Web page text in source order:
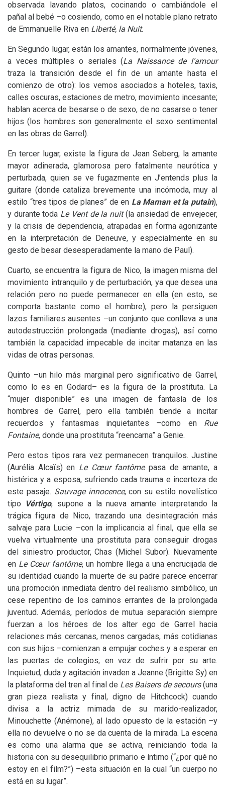
observada lavando platos, cocinando o cambiándole el
pañal al bebé –o cosiendo, como en el notable plano retrato
de Emmanuelle Riva en Liberté, la Nuit.
En Segundo lugar, están los amantes, normalmente jóvenes,
a veces múltiples o seriales (La Naissance de l’amour
traza la transición desde el fin de un amante hasta el
comienzo de otro): los vemos asociados a hoteles, taxis,
calles oscuras, estaciones de metro, movimiento incesante;
hablan acerca de besarse o de sexo, de no casarse o tener
hijos (los hombres son generalmente el sexo sentimental
en las obras de Garrel).
En tercer lugar, existe la figura de Jean Seberg, la amante
mayor adinerada, glamorosa pero fatalmente neurótica y
perturbada, quien se ve fugazmente en J’entends plus la
guitare (donde cataliza brevemente una incómoda, muy al
estilo “tres tipos de planes” de en La Maman et la putain),
y durante toda Le Vent de la nuit(la ansiedad de envejecer,
y la crisis de dependencia, atrapadas en forma agonizante
en la interpretación de Deneuve, y especialmente en su
gesto de besar desesperadamente la mano de Paul).
Cuarto, se encuentra la figura de Nico, la imagen misma del
movimiento intranquilo y de perturbación, ya que desea una
relación pero no puede permanecer en ella (en esto, se
comporta bastante como el hombre), pero la persiguen
lazos familiares ausentes –un conjunto que conlleva a una
autodestrucción prolongada (mediante drogas), así como
también la capacidad impecable de incitar matanza en las
vidas de otras personas.
Quinto –un hilo más marginal pero significativo de Garrel,
como lo es en Godard– es la figura de la prostituta. La
“mujer disponible” es una imagen de fantasía de los
hombres de Garrel, pero ella también tiende a incitar
recuerdos y fantasmas inquietantes –como en Rue
Fontaine, donde una prostituta “reencarna” a Genie.
Pero estos tipos rara vez permanecen tranquilos. Justine
(Aurélia Alcaïs) en Le Cœur fantômepasa de amante, a
histérica y a esposa, sufriendo cada trauma e incerteza de
este pasaje. Sauvage innocence, con su estilo novelístico
tipo
Vértigo, supone a la nueva amante interpretando la
trágica figura de Nico, trazando una desintegración más
salvaje para Lucie –con la implicancia al final, que ella se
vuelva virtualmente una prostituta para conseguir drogas
del siniestro productor, Chas (Michel Subor). Nuevamente
en Le Cœur fantôme, un hombre llega a una encrucijada de
su identidad cuando la muerte de su padre parece encerrar
una promoción inmediata dentro del realismo simbólico, un
cese repentino de los caminos errantes de la prolongada
juventud. Además, períodos de mutua separación siempre
fuerzan a los héroes de los alter ego de Garrel hacia
relaciones más cercanas, menos cargadas, más cotidianas
con sus hijos –comienzan a empujar coches y a esperar en
las puertas de colegios, en vez de sufrir por su arte.
Inquietud, duda y agitación invaden a Jeanne (Brigitte Sy) en
la plataforma del tren al final de Les Baisers de secours(una
gran pieza realista y final, digno de Hitchcock) cuando
divisa a la actriz mimada de su marido-realizador,
Minouchette (Anémone), al lado opuesto de la estación –y
ella no devuelve o no se da cuenta de la mirada. La escena
es como una alarma que se activa, reiniciando toda la
historia con su desequilibrio primario e íntimo (“¿por qué no
estoy en el film?”) –esta situación en la cual “un cuerpo no
está en su lugar”.